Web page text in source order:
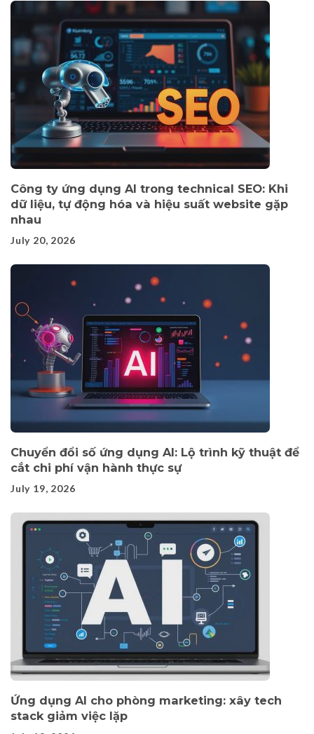
Công ty ứng dụng AI trong technical SEO: Khi
dữ liệu, tự động hóa và hiệu suất website gặp
nhau
July 20, 2026
Chuyển đổi số ứng dụng AI: Lộ trình kỹ thuật để
cắt chi phí vận hành thực sự
July 19, 2026
Ứng dụng AI cho phòng marketing: xây tech
stack giảm việc lặp